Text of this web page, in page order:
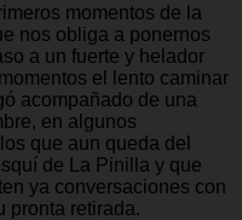
momentos de la
nos obliga a ponernos
a un fuerte y helador
el lento caminar
acompañado de una
en algunos
que aun queda del
de La Pinilla y que
ya conversaciones con
pronta retirada.